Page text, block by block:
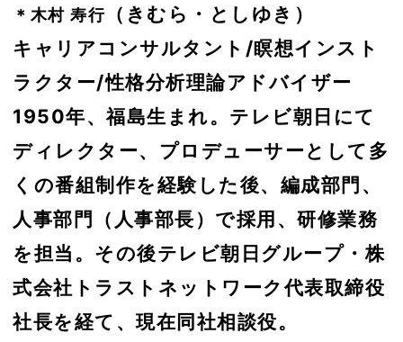
＊木村 寿行
（きむら・としゆき）
キャリアコンサルタント/瞑想インスト
ラクター/性格分析理論アドバイザー
1950年、福島生まれ。テレビ朝日にて
ディレクター、プロデューサーとして多
くの番組制作を経験した後、編成部門、
人事部門（人事部長）で採用、研修業務
を担当。その後テレビ朝日グループ・株
式会社トラストネットワーク代表取締役
社長を経て、現在同社相談役。